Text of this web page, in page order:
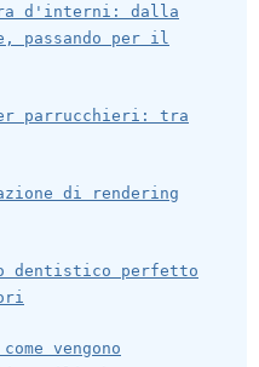
d'interni: dalla
passando per il
parrucchieri: tra
di rendering
dentistico perfetto
vengono